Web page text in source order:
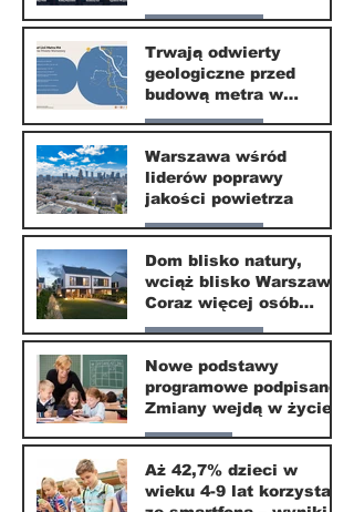
społeczeństwa
Nasze miasto
30 mar
Trwają odwierty
geologiczne przed
budową metra w
Wilanowie
Nasze miasto
24 mar
Warszawa wśród
liderów poprawy
jakości powietrza
Nasze miasto
24 mar
Dom blisko natury,
wciąż blisko Warszawy.
Coraz więcej osób
wybiera ten kierunek
Nasze miasto
20 mar
Nowe podstawy
programowe podpisane.
Zmiany wejdą w życie
od września 2026
Edukacja
16 mar
Aż 42,7% dzieci w
wieku 4-9 lat korzysta